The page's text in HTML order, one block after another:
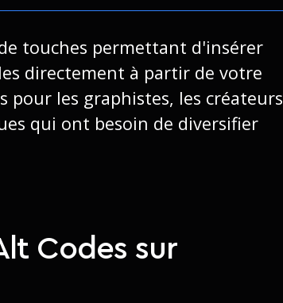
touches permettant d'insérer
directement à partir de votre
les graphistes, les créateurs
qui ont besoin de diversifier
Codes sur